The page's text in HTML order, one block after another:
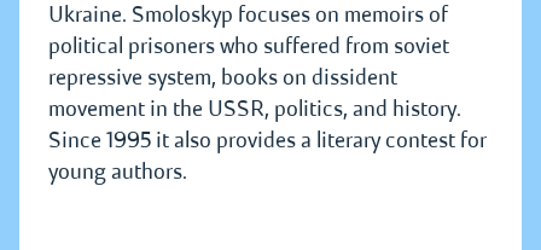
Ukraine. Smoloskyp focuses on memoirs of
political prisoners who suffered from soviet
repressive system, books on dissident
movement in the USSR, politics, and history.
Since 1995 it also provides a literary contest for
young authors.